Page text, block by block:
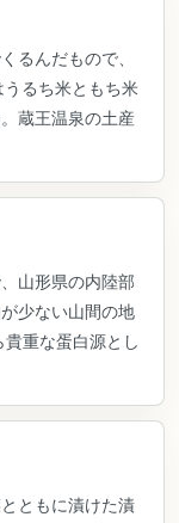
るんだもので、
るち米ともち米
蔵王温泉の土産
山形県の内陸部
少ない山間の地
重な蛋白源とし
ともに漬けた漬